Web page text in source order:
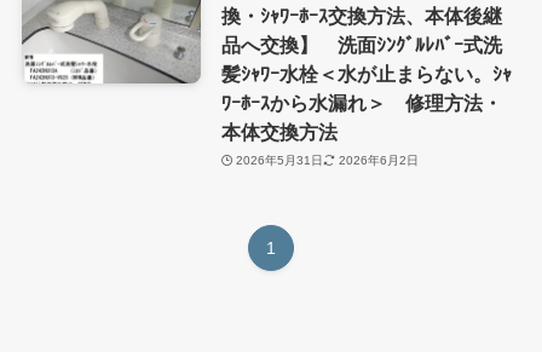
換・ｼｬﾜｰﾎｰｽ交換方法、本体後継
品へ交換】 洗面ｼﾝｸﾞﾙﾚﾊﾞｰ式洗
髪ｼｬﾜｰ水栓＜水が止まらない。ｼｬ
ﾜｰﾎｰｽから水漏れ＞ 修理方法・
本体交換方法
2026年5月31日 2026年6月2日
1